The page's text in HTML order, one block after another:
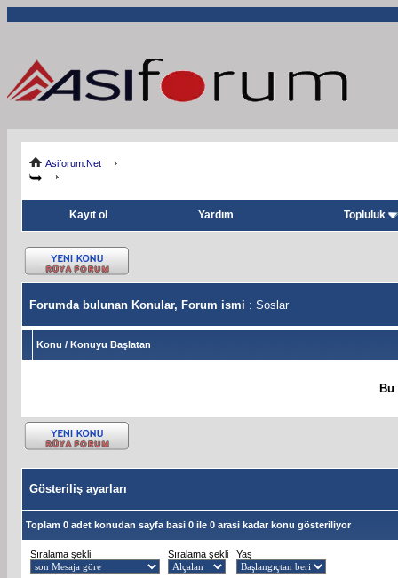
Asiforum.Net
Kayıt ol Yardım Topluluk
Forumda bulunan Konular, Forum ismi : Soslar
Konu / Konuyu Başlatan
Bu
Gösteriliş ayarları
Toplam 0 adet konudan sayfa basi 0 ile 0 arasi kadar konu gösteriliyor
Sıralama şekli Sıralama şekli Yaş